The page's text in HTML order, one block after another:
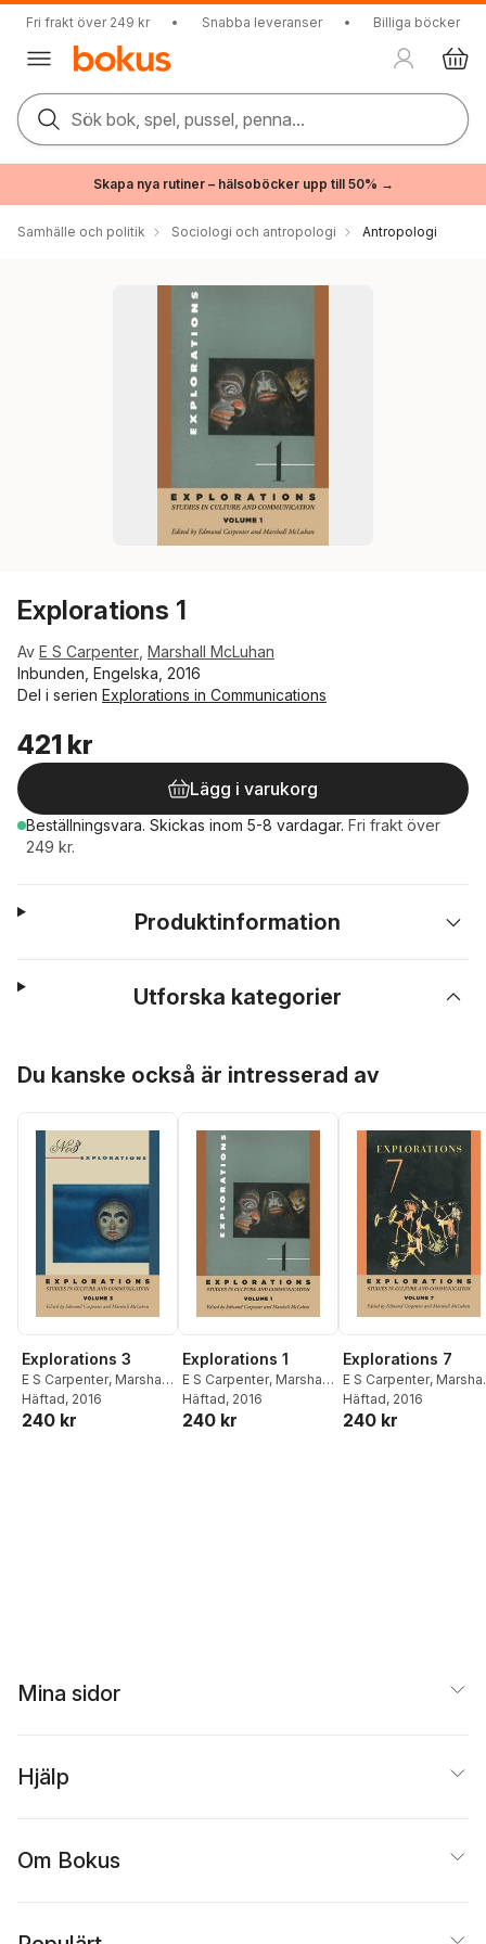
Fri frakt över 249 kr • Snabba leveranser • Billiga böcker
Sök bok, spel, pussel, penna...
Skapa nya rutiner – hälsoböcker upp till 50% →
Samhälle och politik Sociologi och antropologi Antropologi
Explorations 1
Av E S Carpenter Marshall McLuhan
Inbunden, Engelska, 2016
Del i serien Explorations in Communications
421 kr
Lägg i varukorg
Beställningsvara. Skickas inom 5-8 vardagar. Fri frakt över
249 kr.
Produktinformation
Utforska kategorier
Du kanske också är intresserad av
Explorations 3
E S Carpenter, Marshall
McLuhan
Häftad, 2016
240 kr
Explorations 1
E S Carpenter, Marshall
McLuhan
Häftad, 2016
240 kr
Explorations 7
E S Carpenter,
McLuhan
Häftad, 2016
240 kr
Mina sidor
Hjälp
Om Bokus